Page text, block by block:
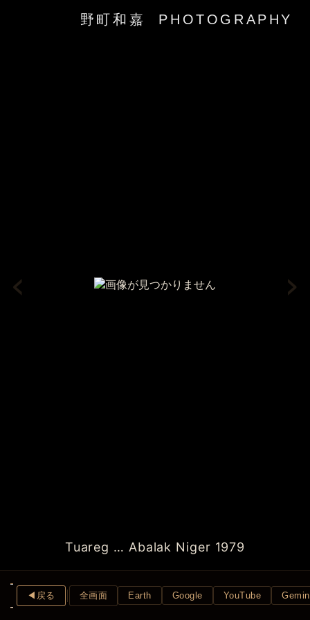
野町和嘉 PHOTOGRAPHY
‹
Tuareg … Abalak Niger 1979
›
◀︎戻る 全画面 Earth Google YouTube